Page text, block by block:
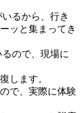
るから、行き
ッと集まってき
ので、現場に
します。
で、実際に体験